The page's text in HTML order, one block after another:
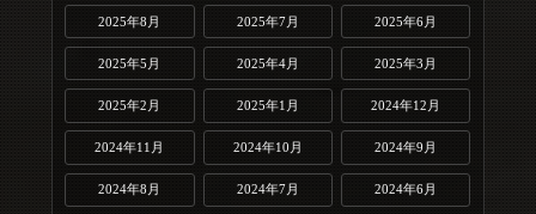
2025年8月 2025年7月 2025年6月
2025年5月 2025年4月 2025年3月
2025年2月 2025年1月 2024年12月
2024年11月 2024年10月 2024年9月
2024年8月 2024年7月 2024年6月